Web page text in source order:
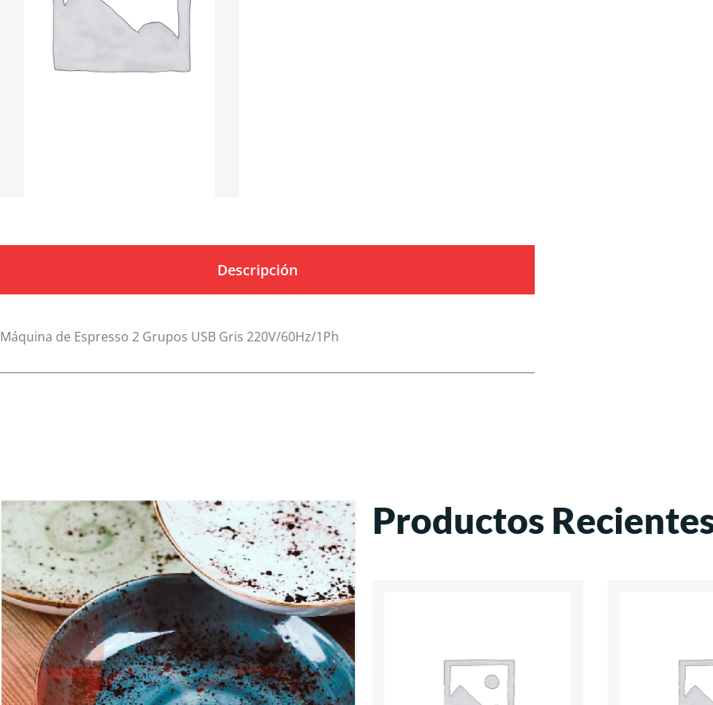
Descripción
Máquina de Espresso 2 Grupos USB Gris 220V/60Hz/1Ph
Productos